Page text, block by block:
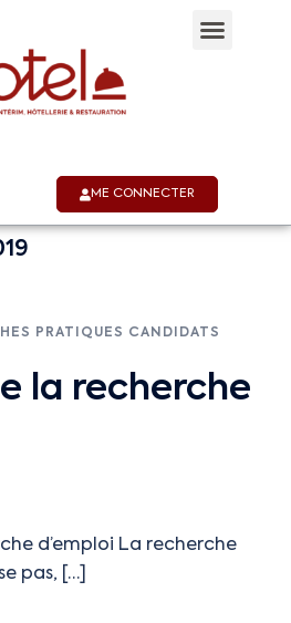
ME CONNECTER
PRATIQUES CANDIDATS
la recherche
d’emploi La recherche
pas, […]